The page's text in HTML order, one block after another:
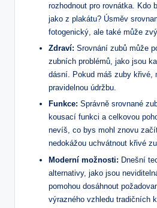
rozhodnout pro rovnátka. Kdo
jako z plakátu? Úsměv
fotogenický, ale také může
Zdraví: Srovnání zubů může
zubních problémů, jako jsou
dásní. Pokud máš zuby
pravidelnou údržbu.
Funkce: Správně srovnané
kousací funkci a celkovou
nevíš, co bys mohl znovu
nedokážou uchvátnout křivé
Moderní možnosti: Dnešní
alternativy, jako jsou
pomohou dosáhnout
výrazného vzhledu tradičních